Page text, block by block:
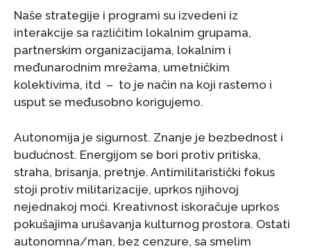
Naše strategije i programi su izvedeni iz
interakcije sa različitim lokalnim grupama,
partnerskim organizacijama, lokalnim i
međunarodnim mrežama, umetničkim
kolektivima, itd – to je način na koji rastemo i
usput se međusobno korigujemo.
Autonomija je sigurnost. Znanje je bezbednost i
budućnost. Energijom se bori protiv pritiska,
straha, brisanja, pretnje. Antimilitaristički fokus
stoji protiv militarizacije, uprkos njihovoj
nejednakoj moći. Kreativnost iskoračuje uprkos
pokušajima urušavanja kulturnog prostora. Ostati
autonomna/man, bez cenzure, sa smelim